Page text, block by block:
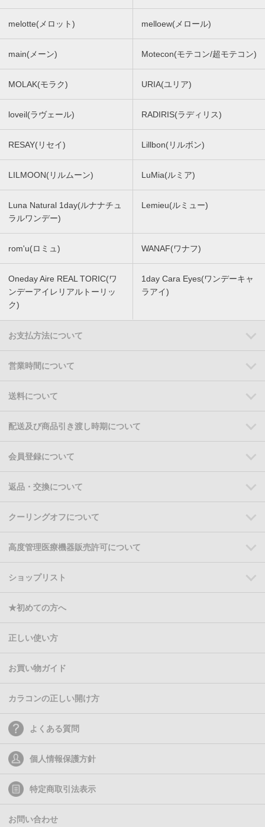
melotte(メロット) melloew(メロール)
main(メーン) Motecon(モテコン/超モテコン)
MOLAK(モラク) URIA(ユリア)
loveil(ラヴェール) RADIRIS(ラディリス)
RESAY(リセイ) Lillbon(リルボン)
LILMOON(リルムーン) LuMia(ルミア)
Luna Natural 1day(ルナナチュ
ラルワンデー)
Lemieu(ルミュー)
rom'u(ロミュ) WANAF(ワナフ)
Oneday Aire REAL TORIC(ワ
ンデーアイレリアルトーリッ
ク)
1day Cara Eyes(ワンデーキャ
ラアイ)
お支払方法について
営業時間について
送料について
配送及び商品引き渡し時期について
会員登録について
返品・交換について
クーリングオフについて
高度管理医療機器販売許可について
ショップリスト
★初めての方へ
正しい使い方
お買い物ガイド
カラコンの正しい開け方
よくある質問
個人情報保護方針
特定商取引法表示
お問い合わせ